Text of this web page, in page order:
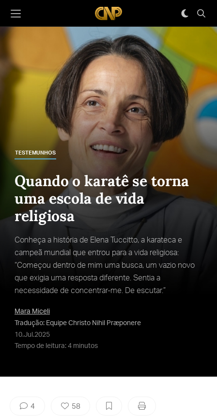
TESTEMUNHOS
Quando o karatê se torna
uma escola de vida
religiosa
Conheça a história de Elena Tuccitto, a karateca e
campeã mundial que entrou para a vida religiosa:
“Começou dentro de mim uma busca, um vazio novo
que exigia uma resposta diferente. Sentia a
necessidade de concentrar-me. De escutar.”
Mara Miceli
Tradução: Equipe Christo Nihil Præponere
10.Jul.2025
Tempo de leitura: 4 minutos
4 58